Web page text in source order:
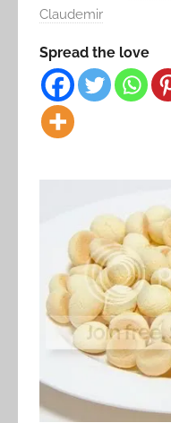
Claudemir
Spread the love